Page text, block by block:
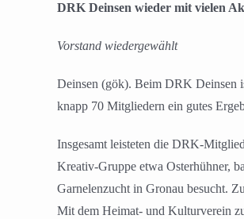
DRK Deinsen wieder mit vielen
Vorstand wiedergewählt
Deinsen (gök). Beim DRK Deinsen
knapp 70 Mitgliedern ein gutes
Insgesamt leisteten die DRK-
Kreativ-Gruppe etwa Osterhühner,
Garnelenzucht in Gronau besucht.
Mit dem Heimat- und Kulturverein